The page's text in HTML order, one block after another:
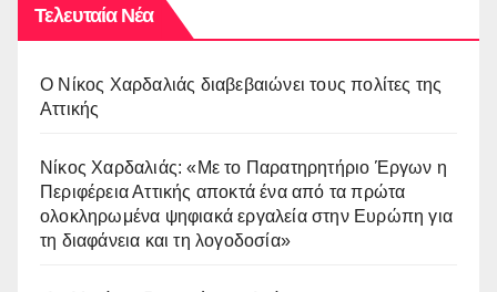
Τελευταία Νέα
O Νίκος Χαρδαλιάς διαβεβαιώνει τους πολίτες της
Αττικής
Νίκος Χαρδαλιάς: «Με το Παρατηρητήριο Έργων η
Περιφέρεια Αττικής αποκτά ένα από τα πρώτα
ολοκληρωμένα ψηφιακά εργαλεία στην Ευρώπη για
τη διαφάνεια και τη λογοδοσία»